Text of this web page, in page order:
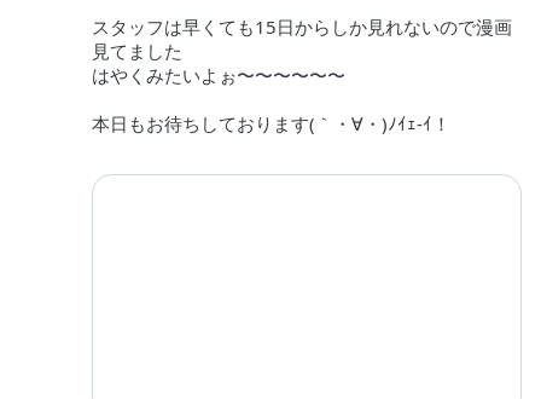
スタッフは早くても15日からしか見れないので漫画
見てました
はやくみたいよぉ〜〜〜〜〜〜
本日もお待ちしております(｀・∀・)ﾉｲｪ-ｲ！